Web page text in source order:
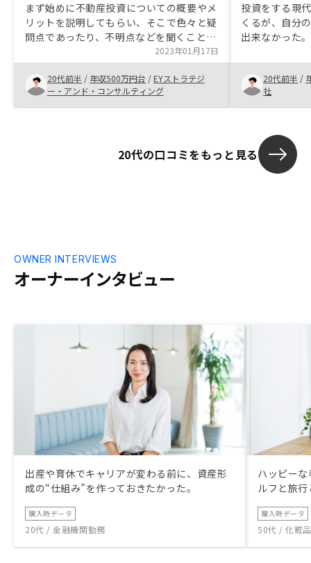
まず始めに不動産投資についての概要やメ
リットを説明してもらい、そこで色々と疑
問点であったり、不明点などを聞くことが
でき、解消できた。また担当の方にとても
スピーディに動いて頂いたため、物件情報
を複数件見ることができ、良さそうな物件
があったので契約に至った。
2023年01月17日
20代前半 / 年収500万円台 /EYストラテジ
ー・アンド・コンサルティング
投資をする現
くるが、自分
出来なかった
より、安定し
たことが理解
とが出来た。
20代前半 /
社
20代の口コミをもっと見る
オーナーインタビュー
OWNER INTERVIEWS
出産や育休でキャリアが変わる前に、資産形
成の“仕組み”を作っておきたかった。
購入時データ
20代 / 金融機関勤務
ハッピー
ルフと旅
購入時データ
50代 / 化粧